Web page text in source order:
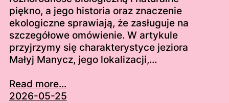
piękno, a jego historia oraz znaczenie
ekologiczne sprawiają, że zasługuje na
szczegółowe omówienie. W artykule
przyjrzymy się charakterystyce jeziora
Małyj Manycz, jego lokalizacji,…
Read more...
2026-05-25